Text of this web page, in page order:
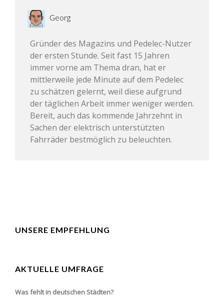
Georg
Gründer des Magazins und Pedelec-Nutzer
der ersten Stunde. Seit fast 15 Jahren
immer vorne am Thema dran, hat er
mittlerweile jede Minute auf dem Pedelec
zu schätzen gelernt, weil diese aufgrund
der täglichen Arbeit immer weniger werden.
Bereit, auch das kommende Jahrzehnt in
Sachen der elektrisch unterstützten
Fahrräder bestmöglich zu beleuchten.
UNSERE EMPFEHLUNG
AKTUELLE UMFRAGE
Was fehlt in deutschen Städten?